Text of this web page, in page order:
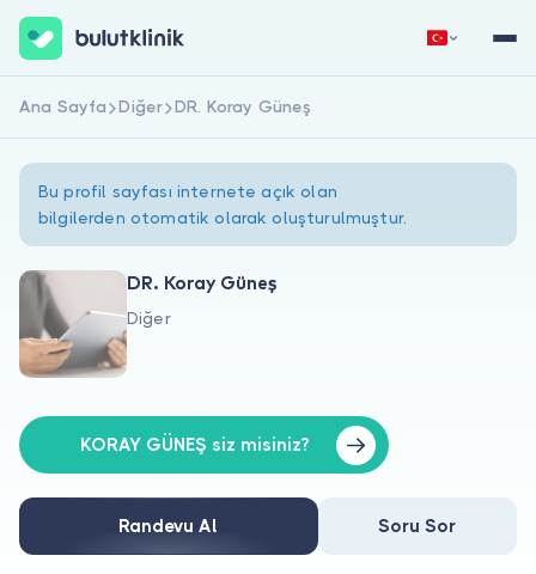
Hakkımızda
Doktorlar için
Doktor musunuz?
Hemen Kaydol
Ana Sayfa Diğer DR. Koray Güneş
Bu profil sayfası internete açık olan
bilgilerden otomatik olarak oluşturulmuştur.
DR. Koray Güneş
Diğer
KORAY GÜNEŞ siz misiniz?
Randevu Al Soru Sor